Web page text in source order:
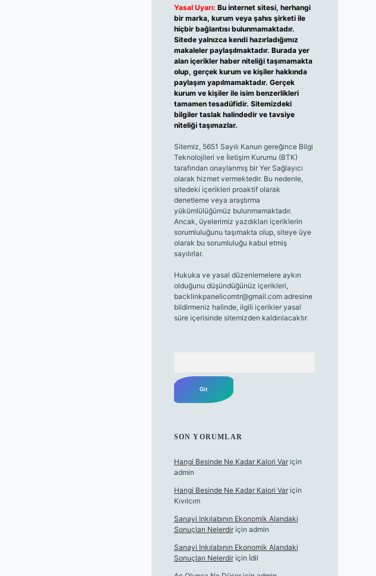
Yasal Uyarı: Bu internet sitesi, herhangi
bir marka, kurum veya şahıs şirketi ile
hiçbir bağlantısı bulunmamaktadır.
Sitede yalnızca kendi hazırladığımız
makaleler paylaşılmaktadır. Burada yer
alan içerikler haber niteliği taşımamakta
olup, gerçek kurum ve kişiler hakkında
paylaşım yapılmamaktadır. Gerçek
kurum ve kişiler ile isim benzerlikleri
tamamen tesadüfidir. Sitemizdeki
bilgiler taslak halindedir ve tavsiye
niteliği taşımazlar.
Sitemiz, 5651 Sayılı Kanun gereğince Bilgi
Teknolojileri ve İletişim Kurumu (BTK)
tarafından onaylanmış bir Yer Sağlayıcı
olarak hizmet vermektedir. Bu nedenle,
sitedeki içerikleri proaktif olarak
denetleme veya araştırma
yükümlülüğümüz bulunmamaktadır.
Ancak, üyelerimiz yazdıkları içeriklerin
sorumluluğunu taşımakta olup, siteye üye
olarak bu sorumluluğu kabul etmiş
sayılırlar.
Hukuka ve yasal düzenlemelere aykırı
olduğunu düşündüğünüz içerikleri,
backlinkpanelicomtr@gmail.comadresine
bildirmeniz halinde, ilgili içerikler yasal
süre içerisinde sitemizden kaldırılacaktır.
SON YORUMLAR
Hangi Besinde Ne Kadar Kalori Variçin
admin
Hangi Besinde Ne Kadar Kalori Variçin
Kıvılcım
Sanayi Inkılabının Ekonomik Alandaki
Sonuçları Nelerdiriçin admin
Sanayi Inkılabının Ekonomik Alandaki
Sonuçları Nelerdiriçin İdil